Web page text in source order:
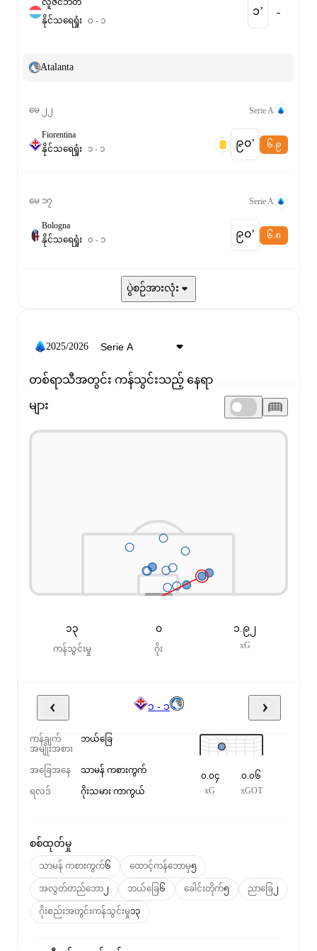
လူဇင်ဘတ်
နိုင်သရေရှုံး ၀ - ၁
၁‎’‎ -
Atalanta
မေ ၂၂ Serie A
Fiorentina
နိုင်သရေရှုံး ၁ - ၁ ၉၀‎’‎ ၆.၉
မေ ၁၇ Serie A
Bologna
နိုင်သရေရှုံး ၀ - ၁ ၉၀‎’‎ ၆.၈
ပွဲစဉ်အားလုံး
2025/2026
တစ်ရာသီအတွင်း ကန်သွင်းသည့် နေရာ
များ
ဂိုးပေါက်တည့်: ၃၁%
၁၃
ကန်သွင်းမှု
၀
ဂိုး
၁.၉၂
xG
၁ - ၁
ကန်ချက်
အမျိုးအစား
ဘယ်ခြေ
အခြေအနေ သာမန် ကစားကွက်
ရလဒ် ဂိုးသမား ကာကွယ်
၀.၀၄
xG
၀.၀၆
xGOT
စစ်ထုတ်မှု
သာမန် ကစားကွက်၆ ထောင့်ကန်ဘောမှ၅
အလွတ်တည်ဘော ၂ ဘယ်ခြေ၆ ခေါင်းတိုက်၅ ညာခြေ ၂
ဂိုးစည်းအတွင်းကန်သွင်းမှု၁၃